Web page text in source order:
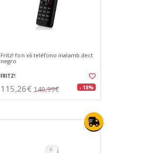
Fritz! fon x6 teléfono inalamb.dect
negro
FRITZ!
115,26€ 140,99€ - 18%